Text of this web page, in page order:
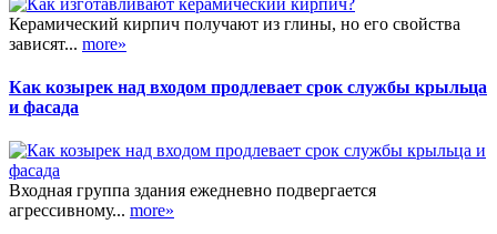
Керамический кирпич получают из глины, но его свойства
зависят... more»
Как козырек над входом продлевает срок службы крыльца
и фасада
Входная группа здания ежедневно подвергается
агрессивному... more»